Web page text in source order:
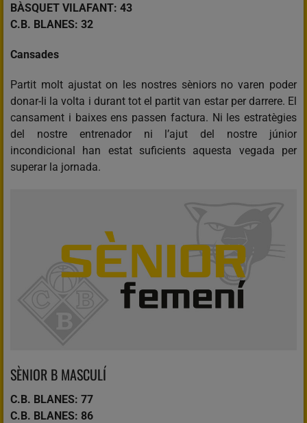
BÀSQUET VILAFANT: 43
C.B. BLANES: 32
Cansades
Partit molt ajustat on les nostres sèniors no varen poder
donar-li la volta i durant tot el partit van estar per darrere. El
cansament i baixes ens passen factura. Ni les estratègies
del nostre entrenador ni l’ajut del nostre júnior
incondicional han estat suficients aquesta vegada per
superar la jornada.
SÈNIOR B MASCULÍ
C.B. BLANES: 77
C.B. BLANES: 86